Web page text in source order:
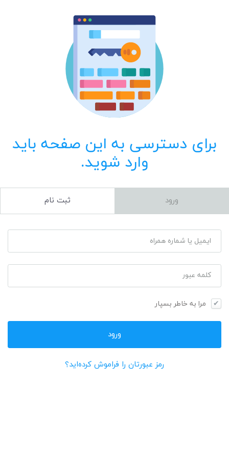
برای دسترسی به این صفحه باید
وارد شوید.
ورود ثبت نام
ایمیل یا شماره همراه
کلمه عبور
مرا به خاطر بسپار
رمز عبورتان را فراموش کرده‌اید؟